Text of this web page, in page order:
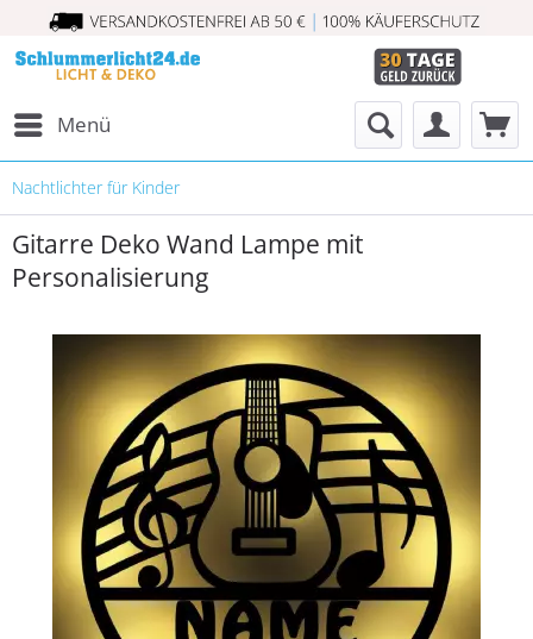
Menü
Nachtlichter für Kinder
Gitarre Deko Wand Lampe mit
Personalisierung